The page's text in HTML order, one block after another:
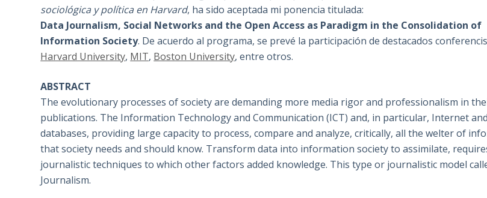
sociológica y política en Harvard, ha sido aceptada mi ponencia titulada:
Data Journalism, Social Networks and the Open Access as Paradigm in the Consolidation of
Information Society. De acuerdo al programa, se prevé la participación de destacados
Harvard University, MIT, Boston University, entre otros.
ABSTRACT
The evolutionary processes of society are demanding more media rigor and professionalism in
publications. The Information Technology and Communication (ICT) and, in particular, Internet
databases, providing large capacity to process, compare and analyze, critically, all the welter of
that society needs and should know. Transform data into information society to assimilate,
journalistic techniques to which other factors added knowledge. This type or journalistic model
Journalism.